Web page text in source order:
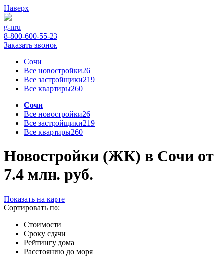
Наверх
g-nru
8-800-600-55-23
Заказать звонок
Сочи
Все новостройки26
Все застройщики219
Все квартиры260
Сочи
Все новостройки26
Все застройщики219
Все квартиры260
Новостройки (ЖК) в Сочи от
7.4 млн. руб.
Показать на карте
Сортировать по:
Стоимости
Сроку сдачи
Рейтингу дома
Расстоянию до моря